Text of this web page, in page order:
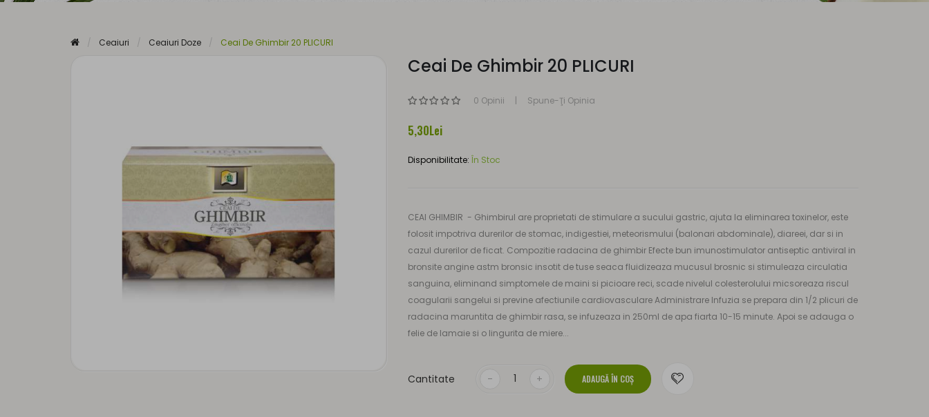
Ceaiuri Ceaiuri Doze Ceai De Ghimbir 20 PLICURI
Ceai De Ghimbir 20 PLICURI
0 Opinii Spune-Ţi Opinia
5,30Lei
Disponibilitate: În Stoc
CEAI GHIMBIR - Ghimbirul are proprietati de stimulare a sucului gastric, ajuta la eliminarea toxinelor, este
folosit impotriva durerilor de stomac, indigestiei, meteorismului (balonari abdominale), diareei, dar si in
cazul durerilor de ficat. Compozitie radacina de ghimbir Efecte bun imunostimulator antiseptic antiviral in
bronsite angine astm bronsic insotit de tuse seaca fluidizeaza mucusul brosnic si stimuleaza circulatia
sanguina, eliminand simptomele de maini si picioare reci, scade nivelul colesterolului micsoreaza riscul
coagularii sangelui si previne afectiunile cardiovasculare Administrare Infuzia se prepara din 1/2 plicuri de
radacina maruntita de ghimbir rasa, se infuzeaza in 250ml de apa fiarta 10-15 minute. Apoi se adauga o
felie de lamaie si o lingurita de miere...
Cantitate ADAUGĂ ÎN COŞ